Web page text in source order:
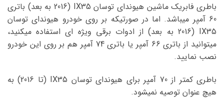
باطری فابریک ماشین هیوندای توسان IX35 (2016 به بعد) باتری
60 آمپر میباشد. اما در صورتیکه بر روی خودرو هیوندای توسان
IX35 (2016 به بعد) از ادوات برقی ویژه ای استفاده میکنید،
میتوانید از باتری 66 آمپر یا باتری 74 آمپر هم بر روی این خودرو
نصب نمایید.
باطری کمتر از 70 آمپر برای هیوندای توسان IX35 (تا 2016) به
هیچ عنوان توصیه نمیشود.